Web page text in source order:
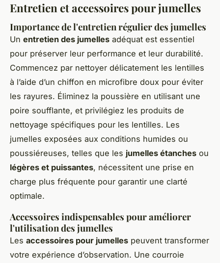
Entretien et accessoires pour jumelles
Importance de l'entretien régulier des jumelles
Un entretien des jumelles adéquat est essentiel
pour préserver leur performance et leur durabilité.
Commencez par nettoyer délicatement les lentilles
à l’aide d’un chiffon en microfibre doux pour éviter
les rayures. Éliminez la poussière en utilisant une
poire soufflante, et privilégiez les produits de
nettoyage spécifiques pour les lentilles. Les
jumelles exposées aux conditions humides ou
poussiéreuses, telles que les jumelles étanches ou
légères et puissantes, nécessitent une prise en
charge plus fréquente pour garantir une clarté
optimale.
Accessoires indispensables pour améliorer
l'utilisation des jumelles
Les accessoires pour jumelles peuvent transformer
votre expérience d’observation. Une courroie